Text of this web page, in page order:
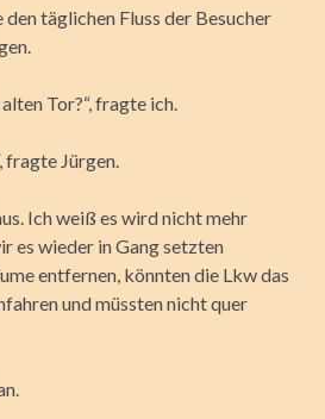
den täglichen Fluss der Besucher
Tor?“, fragte ich.
fragte Jürgen.
Ich weiß es wird nicht mehr
es wieder in Gang setzten
entfernen, könnten die Lkw das
und müssten nicht quer